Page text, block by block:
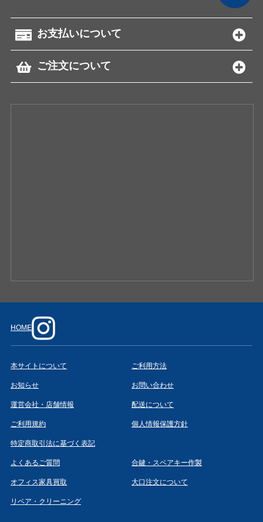
お支払いについて
ご注文について
HOME
本サイトについて ご利用方法
お知らせ お問い合わせ
運営会社・店舗情報 配送について
ご利用規約 個人情報保護方針
特定商取引法に基づく表記
よくあるご質問 合鍵・スペアキー作製
オフィス家具買取 大口注文について
リペア・クリーニング